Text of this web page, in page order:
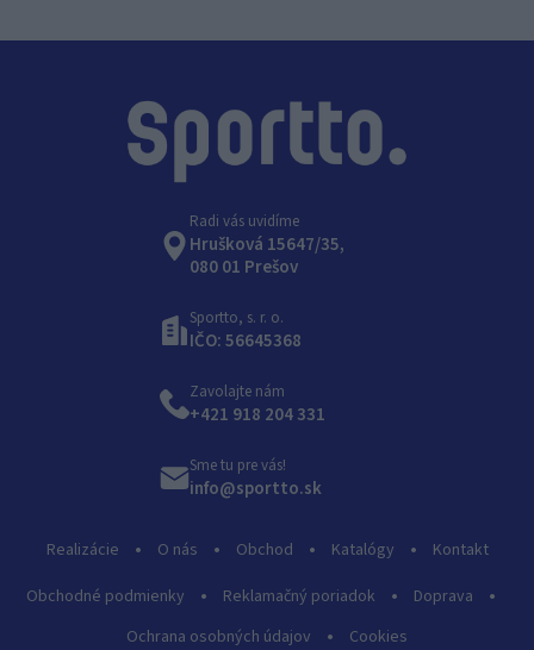
Radi vás uvidíme
Hrušková 15647/35,
080 01 Prešov
Sportto, s. r. o.
IČO: 56645368
Realizácie O nás Obchod Katalógy
Kontakt
Obchodné podmienky
Reklamačný poriadok
Doprava
Ochrana osobných údajov
Cookies
Zavolajte nám
+421 918 204 331
Sme tu pre vás!
info@sportto.sk